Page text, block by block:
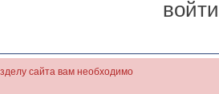
войти
сайта вам необходимо